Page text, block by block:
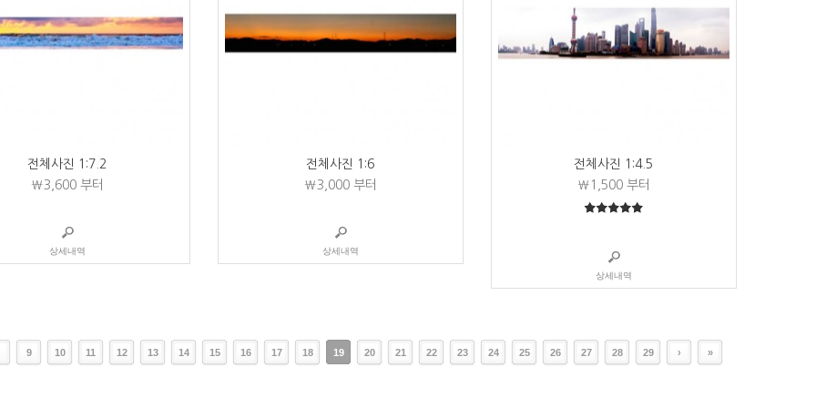
전체사진 1:7.2
₩3,600부터
상세내역
전체사진 1:6
₩3,000부터
상세내역
전체사진 1:4.5
₩1,500부터
상세내역
9 10 11 12 13 14 15 16 17 18 19 20 21 22 23 24 25 26 27 28 29 › »